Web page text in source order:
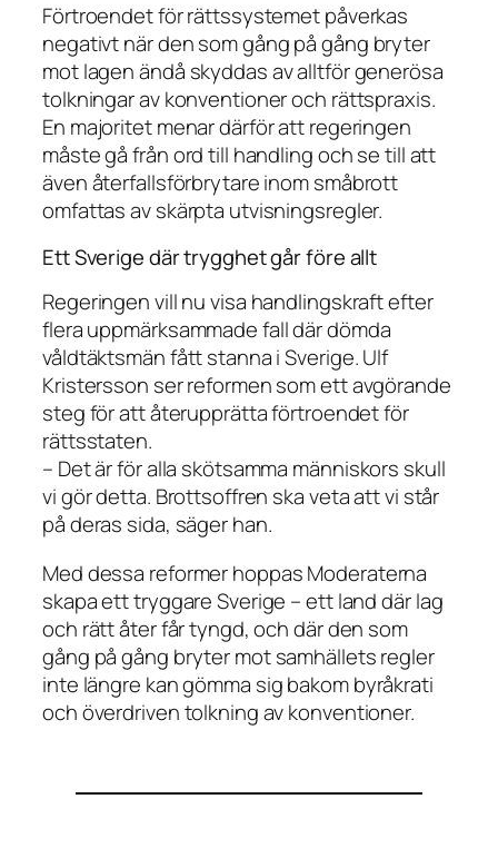
Förtroendet för rättssystemet påverkas
negativt när den som gång på gång bryter
mot lagen ändå skyddas av alltför generösa
tolkningar av konventioner och rättspraxis.
En majoritet menar därför att regeringen
måste gå från ord till handling och se till att
även återfallsförbrytare inom småbrott
omfattas av skärpta utvisningsregler.
Ett Sverige där trygghet går före allt
Regeringen vill nu visa handlingskraft efter
flera uppmärksammade fall där dömda
våldtäktsmän fått stanna i Sverige. Ulf
Kristersson ser reformen som ett avgörande
steg för att återupprätta förtroendet för
rättsstaten.
– Det är för alla skötsamma människors skull
vi gör detta. Brottsoffren ska veta att vi står
på deras sida, säger han.
Med dessa reformer hoppas Moderaterna
skapa ett tryggare Sverige – ett land där lag
och rätt åter får tyngd, och där den som
gång på gång bryter mot samhällets regler
inte längre kan gömma sig bakom byråkrati
och överdriven tolkning av konventioner.